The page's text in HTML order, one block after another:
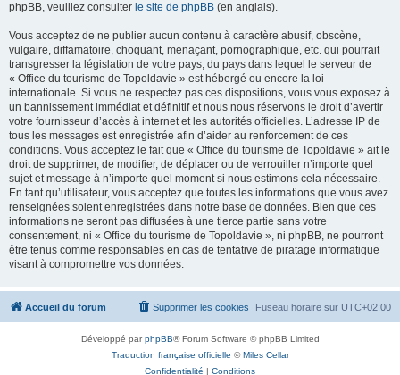
phpBB, veuillez consulter le site de phpBB (en anglais).
Vous acceptez de ne publier aucun contenu à caractère abusif, obscène,
vulgaire, diffamatoire, choquant, menaçant, pornographique, etc. qui pourrait
transgresser la législation de votre pays, du pays dans lequel le serveur de
« Office du tourisme de Topoldavie » est hébergé ou encore la loi
internationale. Si vous ne respectez pas ces dispositions, vous vous exposez à
un bannissement immédiat et définitif et nous nous réservons le droit d’avertir
votre fournisseur d’accès à internet et les autorités officielles. L’adresse IP de
tous les messages est enregistrée afin d’aider au renforcement de ces
conditions. Vous acceptez le fait que « Office du tourisme de Topoldavie » ait le
droit de supprimer, de modifier, de déplacer ou de verrouiller n’importe quel
sujet et message à n’importe quel moment si nous estimons cela nécessaire.
En tant qu’utilisateur, vous acceptez que toutes les informations que vous avez
renseignées soient enregistrées dans notre base de données. Bien que ces
informations ne seront pas diffusées à une tierce partie sans votre
consentement, ni « Office du tourisme de Topoldavie », ni phpBB, ne pourront
être tenus comme responsables en cas de tentative de piratage informatique
visant à compromettre vos données.
Accueil du forum Fuseau horaire sur UTC+02:00
Supprimer les cookies
Développé parphpBB® Forum Software © phpBB Limited
Traduction française officielle ©Miles Cellar
Confidentialité | Conditions